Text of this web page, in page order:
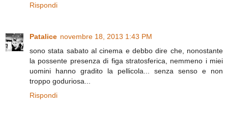
Rispondi
Patalice novembre 18, 2013 1:43 PM
sono stata sabato al cinema e debbo dire che, nonostante
la possente presenza di figa stratosferica, nemmeno i miei
uomini hanno gradito la pellicola... senza senso e non
troppo goduriosa...
Rispondi